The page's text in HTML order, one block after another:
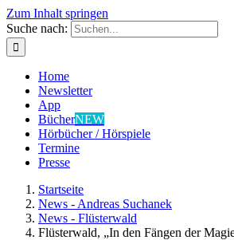
Zum Inhalt springen
Suche nach:
Home
Newsletter
App
BücherNEW
Hörbücher / Hörspiele
Termine
Presse
Startseite
News - Andreas Suchanek
News - Flüsterwald
Flüsterwald, „In den Fängen der